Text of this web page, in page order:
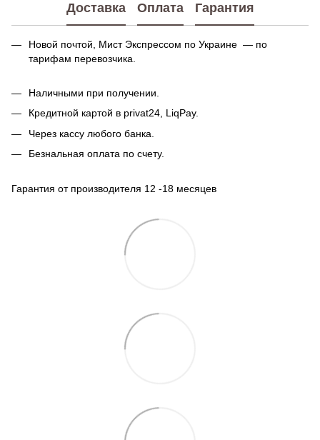
Доставка Оплата Гарантия
Новой почтой, Мист Экспрессом по Украине — по
тарифам перевозчика.
Наличными при получении.
Кредитной картой в privat24, LiqPay.
Через кассу любого банка.
Безнальная оплата по счету.
Гарантия от производителя 12 -18 месяцев